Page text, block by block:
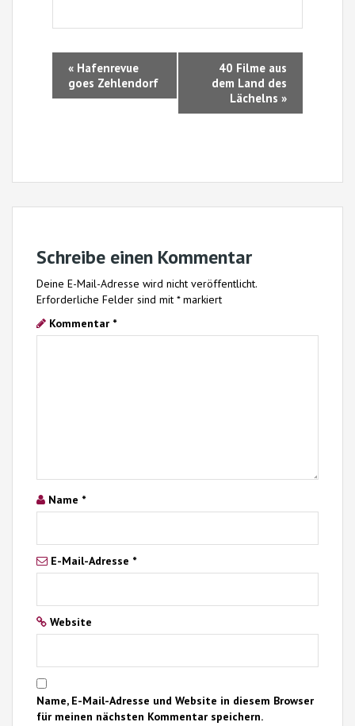
r
t
a
t
u
n
g
-
t
i
o
« Hafenrevue
goes Zehlendorf
40 Filme aus
dem Land des
Lächelns »
Schreibe einen Kommentar
Deine E-Mail-Adresse wird nicht veröffentlicht.
Erforderliche Felder sind mit *markiert
Kommentar *
Name *
E-Mail-Adresse *
Website
Name, E-Mail-Adresse und Website in diesem Browser
für meinen nächsten Kommentar speichern.